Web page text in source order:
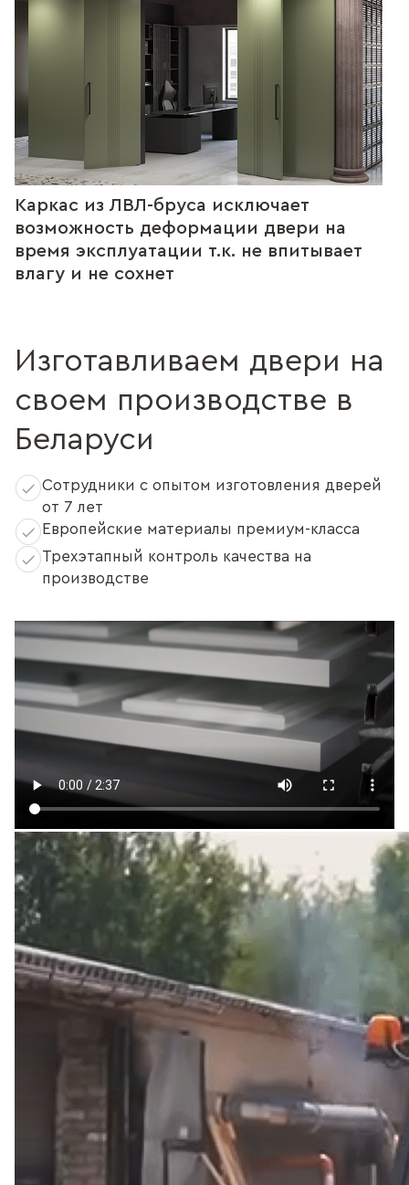
Каркас из ЛВЛ-бруса исключает
возможность деформации двери на
время эксплуатации т.к. не впитывает
влагу и не сохнет
Изготавливаем двери на
своем производстве в
Беларуси
Сотрудники с опытом изготовления дверей
от 7 лет
Европейские материалы премиум-класса
Трехэтапный контроль качества на
производстве